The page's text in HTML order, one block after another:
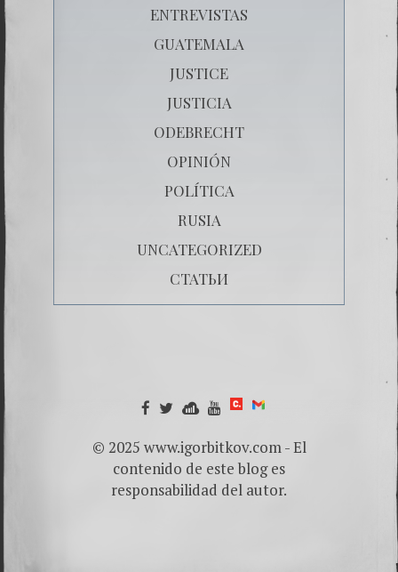
ENTREVISTAS
GUATEMALA
JUSTICE
JUSTICIA
ODEBRECHT
OPINIÓN
POLÍTICA
RUSIA
UNCATEGORIZED
СТАТЬИ
© 2025 www.igorbitkov.com - El
contenido de este blog es
responsabilidad del autor.